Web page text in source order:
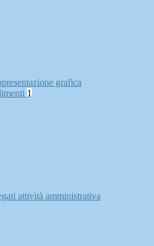
grafica
1
attività amministrativa